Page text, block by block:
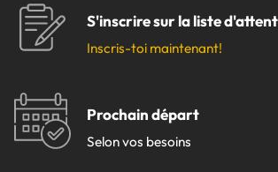
Services
À propos
Niveau de gris
Contraste
Police
S'inscrire sur la liste
Inscris-toi maintenant!
Prochain départ
Selon vos besoins